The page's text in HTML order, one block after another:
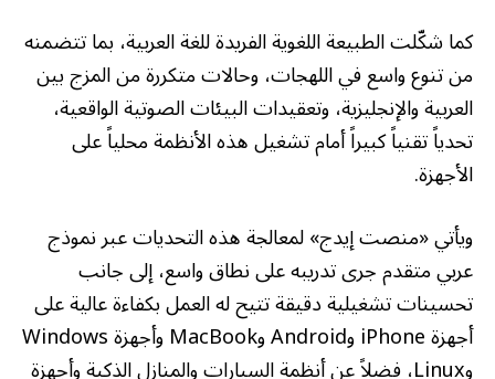
كما شكّلت الطبيعة اللغوية الفريدة للغة العربية، بما تتضمنه
من تنوع واسع في اللهجات، وحالات متكررة من المزج بين
العربية والإنجليزية، وتعقيدات البيئات الصوتية الواقعية،
تحدياً تقنياً كبيراً أمام تشغيل هذه الأنظمة محلياً على
الأجهزة.
ويأتي «منصت إيدج» لمعالجة هذه التحديات عبر نموذج
عربي متقدم جرى تدريبه على نطاق واسع، إلى جانب
تحسينات تشغيلية دقيقة تتيح له العمل بكفاءة عالية على
أجهزة iPhone وAndroid وMacBook وأجهزة Windows
وLinux، فضلاً عن أنظمة السيارات والمنازل الذكية وأجهزة